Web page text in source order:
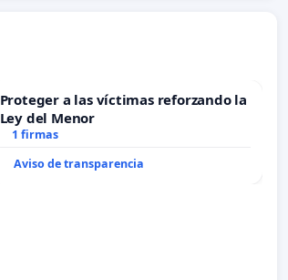
Proteger a las víctimas reforzando la
Ley del Menor
1 firmas
Aviso de transparencia